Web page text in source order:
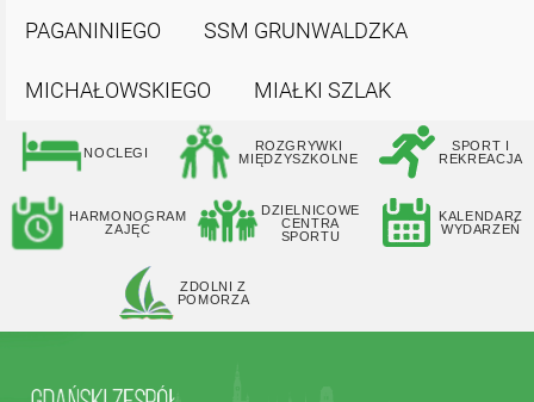
PAGANINIEGO SSM GRUNWALDZKA
MICHAŁOWSKIEGO MIAŁKI SZLAK
NOCLEGI
ROZGRYWKI
MIĘDZYSZKOLNE
SPORT I
REKREACJA
HARMONOGRAM
ZAJĘĆ
DZIELNICOWE
CENTRA
SPORTU
KALENDARZ
WYDARZEŃ
ZDOLNI Z
POMORZA